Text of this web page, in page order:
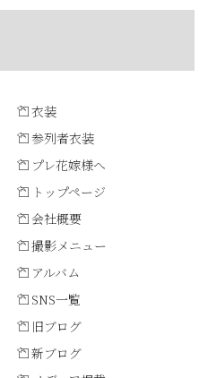
衣装
参列者衣装
プレ花嫁様へ
トップページ
会社概要
撮影メニュー
アルバム
SNS一覧
旧ブログ
新ブログ